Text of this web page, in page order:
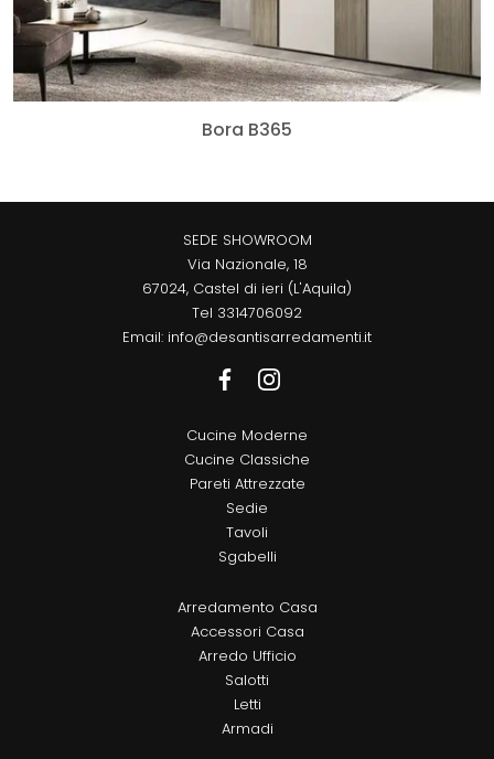
Bora B365
SEDE SHOWROOM
Via Nazionale, 18
67024, Castel di ieri (L'Aquila)
Tel 3314706092
Email: info@desantisarredamenti.it
Cucine Moderne
Cucine Classiche
Pareti Attrezzate
Sedie
Tavoli
Sgabelli
Arredamento Casa
Accessori Casa
Arredo Ufficio
Salotti
Letti
Armadi